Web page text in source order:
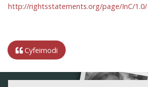
http://rightsstatements.org/page/InC/1.0/
Cyfeirnodi